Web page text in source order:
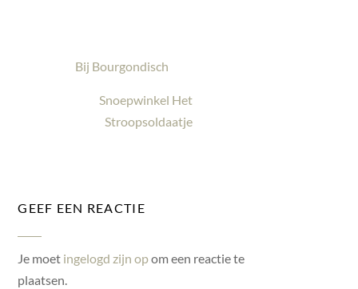
Bij Bourgondisch
Snoepwinkel Het
Stroopsoldaatje
GEEF EEN REACTIE
Je moet ingelogd zijn opom een reactie te
plaatsen.